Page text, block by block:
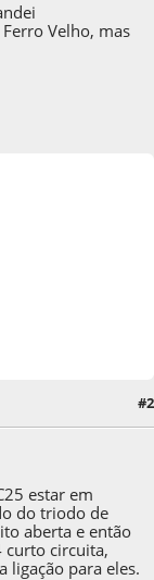
Velho, mas
#2
estar em
do triodo de
aberta e então
curto circuita,
ligação para eles.